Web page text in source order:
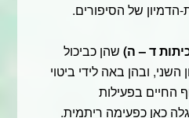
הדמיון של הסיפורים.
ד – ה) שהן כביכול
ובהן באה לידי ביטוי
החיים בפעילות
כאן כפעימה ריתמית.